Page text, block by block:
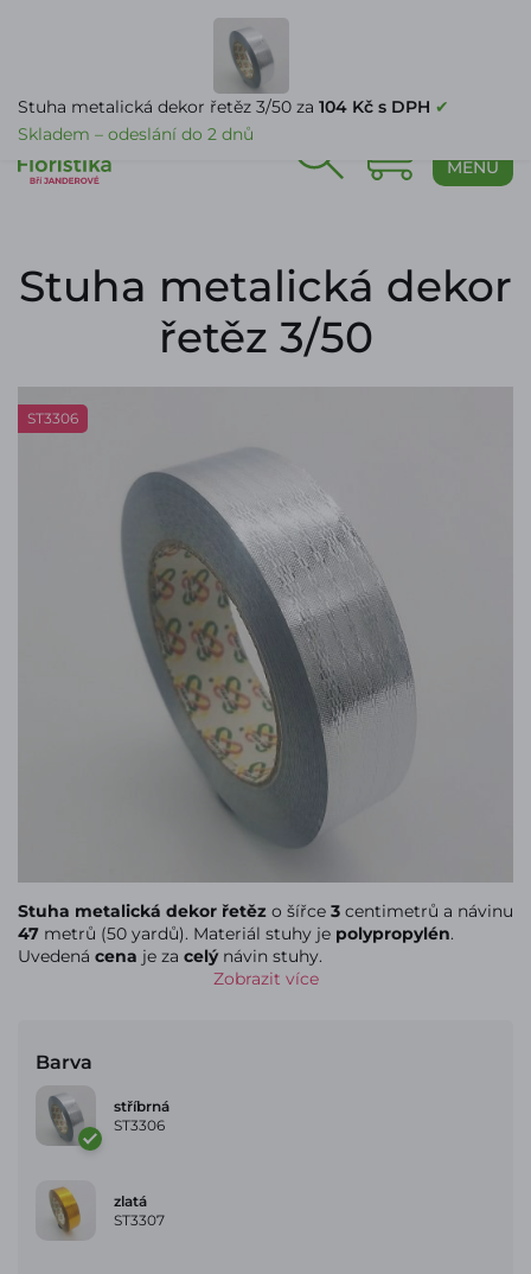
MENU
Stuha metalická dekor
řetěz 3/50
ST3306
Stuha metalická dekor řetěz o šířce 3 centimetrů a návinu
47 metrů (50 yardů). Materiál stuhy je polypropylén.
Uvedená cena je za celýnávin stuhy.
Zobrazit více
Barva
stříbrná
ST3306
zlatá
ST3307
Stuha metalická dekor řetěz 3/50 za 104 Kč s DPH ✔
Skladem – odeslání do 2 dnů